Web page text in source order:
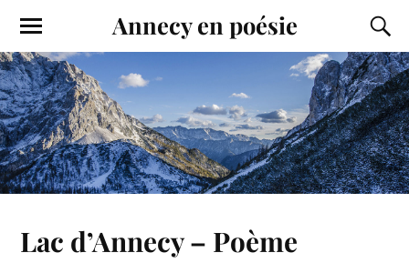
Annecy en poésie
Lac d’Annecy – Poème